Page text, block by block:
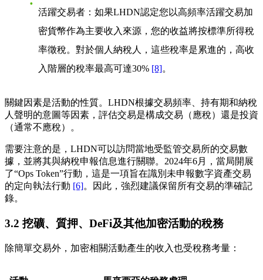
活躍交易者 ：如果LHDN認定您以高頻率活躍交易加
密貨幣作為主要收入來源，您的收益將按標準所得稅
率徵稅。對於個人納稅人，這些稅率是累進的，高收
入階層的稅率最高可達30% [8]。
關鍵因素是活動的性質。LHDN根據交易頻率、持有期和納稅
人聲明的意圖等因素，評估交易是構成交易（應稅）還是投資
（通常不應稅）。
需要注意的是，LHDN可以訪問當地受監管交易所的交易數
據，並將其與納稅申報信息進行關聯。2024年6月，當局開展
了“Ops Token”行動，這是一項旨在識別未申報數字資產交易
的定向執法行動 [6]。因此，強烈建議保留所有交易的準確記
錄。
3.2 挖礦、質押、DeFi及其他加密活動的稅務
除簡單交易外，加密相關活動產生的收入也受稅務考量：